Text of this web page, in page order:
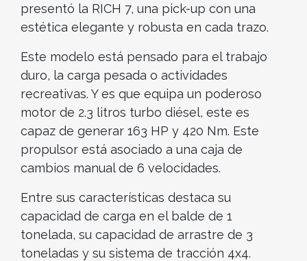
presentó la RICH 7, una pick-up con una
estética elegante y robusta en cada trazo.
Este modelo está pensado para el trabajo
duro, la carga pesada o actividades
recreativas. Y es que equipa un poderoso
motor de 2.3 litros turbo diésel, este es
capaz de generar 163 HP y 420 Nm. Este
propulsor está asociado a una caja de
cambios manual de 6 velocidades.
Entre sus características destaca su
capacidad de carga en el balde de 1
tonelada, su capacidad de arrastre de 3
toneladas y su sistema de tracción 4x4.